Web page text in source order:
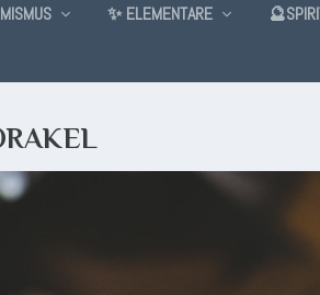
✨ ELEMENTARE